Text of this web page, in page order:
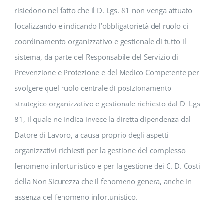
risiedono nel fatto che il D. Lgs. 81 non venga attuato
focalizzando e indicando l’obbligatorietà del ruolo di
coordinamento organizzativo e gestionale di tutto il
sistema, da parte del Responsabile del Servizio di
Prevenzione e Protezione e del Medico Competente per
svolgere quel ruolo centrale di posizionamento
strategico organizzativo e gestionale richiesto dal D. Lgs.
81, il quale ne indica invece la diretta dipendenza dal
Datore di Lavoro, a causa proprio degli aspetti
organizzativi richiesti per la gestione del complesso
fenomeno infortunistico e per la gestione dei C. D. Costi
della Non Sicurezza che il fenomeno genera, anche in
assenza del fenomeno infortunistico.